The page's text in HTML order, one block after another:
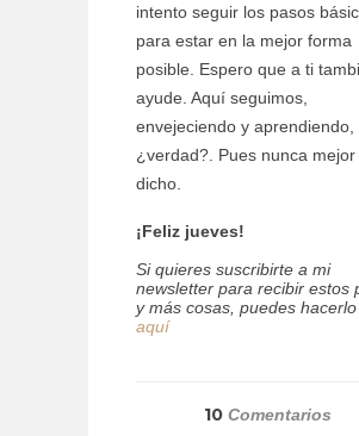
intento seguir los pasos
para estar en la mejor forma
posible. Espero que a ti
ayude. Aquí seguimos,
envejeciendo y aprendiendo,
¿verdad?. Pues nunca mejor
dicho.
¡Feliz jueves!
Si quieres suscribirte a mi
newsletter para recibir estos
y más cosas, puedes hacerlo
aquí
10Comentarios